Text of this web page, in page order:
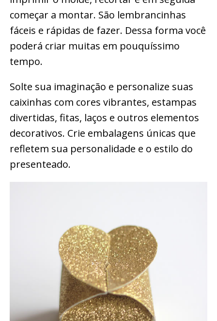
começar a montar. São lembrancinhas
fáceis e rápidas de fazer. Dessa forma você
poderá criar muitas em pouquíssimo
tempo.
Solte sua imaginação e personalize suas
caixinhas com cores vibrantes, estampas
divertidas, fitas, laços e outros elementos
decorativos. Crie embalagens únicas que
refletem sua personalidade e o estilo do
presenteado.